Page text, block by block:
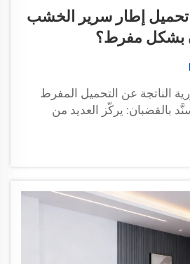
تحميل إطار سرير الخشب
بشكل مفرط؟
الناتجة عن التحميل المفرط
بالقضبان: يركّز العديد من
والراحة عند اختيار إطار
لكنهم غالبًا ما يتجاهلون
ومخاطر التحميل الزائد. وقد كنتُ